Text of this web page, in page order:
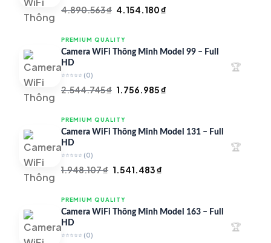
4.890.563₫ Giá
là:
4.890.563 ₫.
4.154.180₫
là:
PREMIUM QUALITY
Camera WiFi Thông Minh Model 99 – Full
HD
⭐⭐⭐⭐⭐ (0)
2.544.745₫ Giá
là:
2.544.745 ₫.
1.756.985₫
là:
🏆
PREMIUM QUALITY
Camera WiFi Thông Minh Model 131 – Full
HD
⭐⭐⭐⭐⭐ (0)
1.948.107₫ Giá
là:
1.948.107 ₫.
1.541.483₫
là:
🏆
PREMIUM QUALITY
Camera WiFi Thông Minh Model 163 – Full
HD
⭐⭐⭐⭐⭐ (0)
🏆